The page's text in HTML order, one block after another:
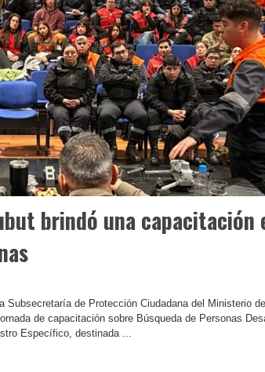
brindó una capacitación
Subsecretaría de Protección Ciudadana del Ministerio
de capacitación sobre Búsqueda de Personas
Específico, destinada ...